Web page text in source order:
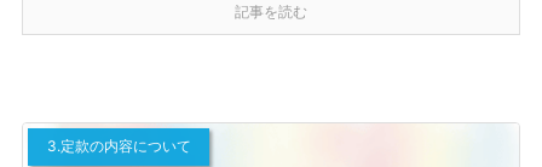
記事を読む
3.定款の内容について